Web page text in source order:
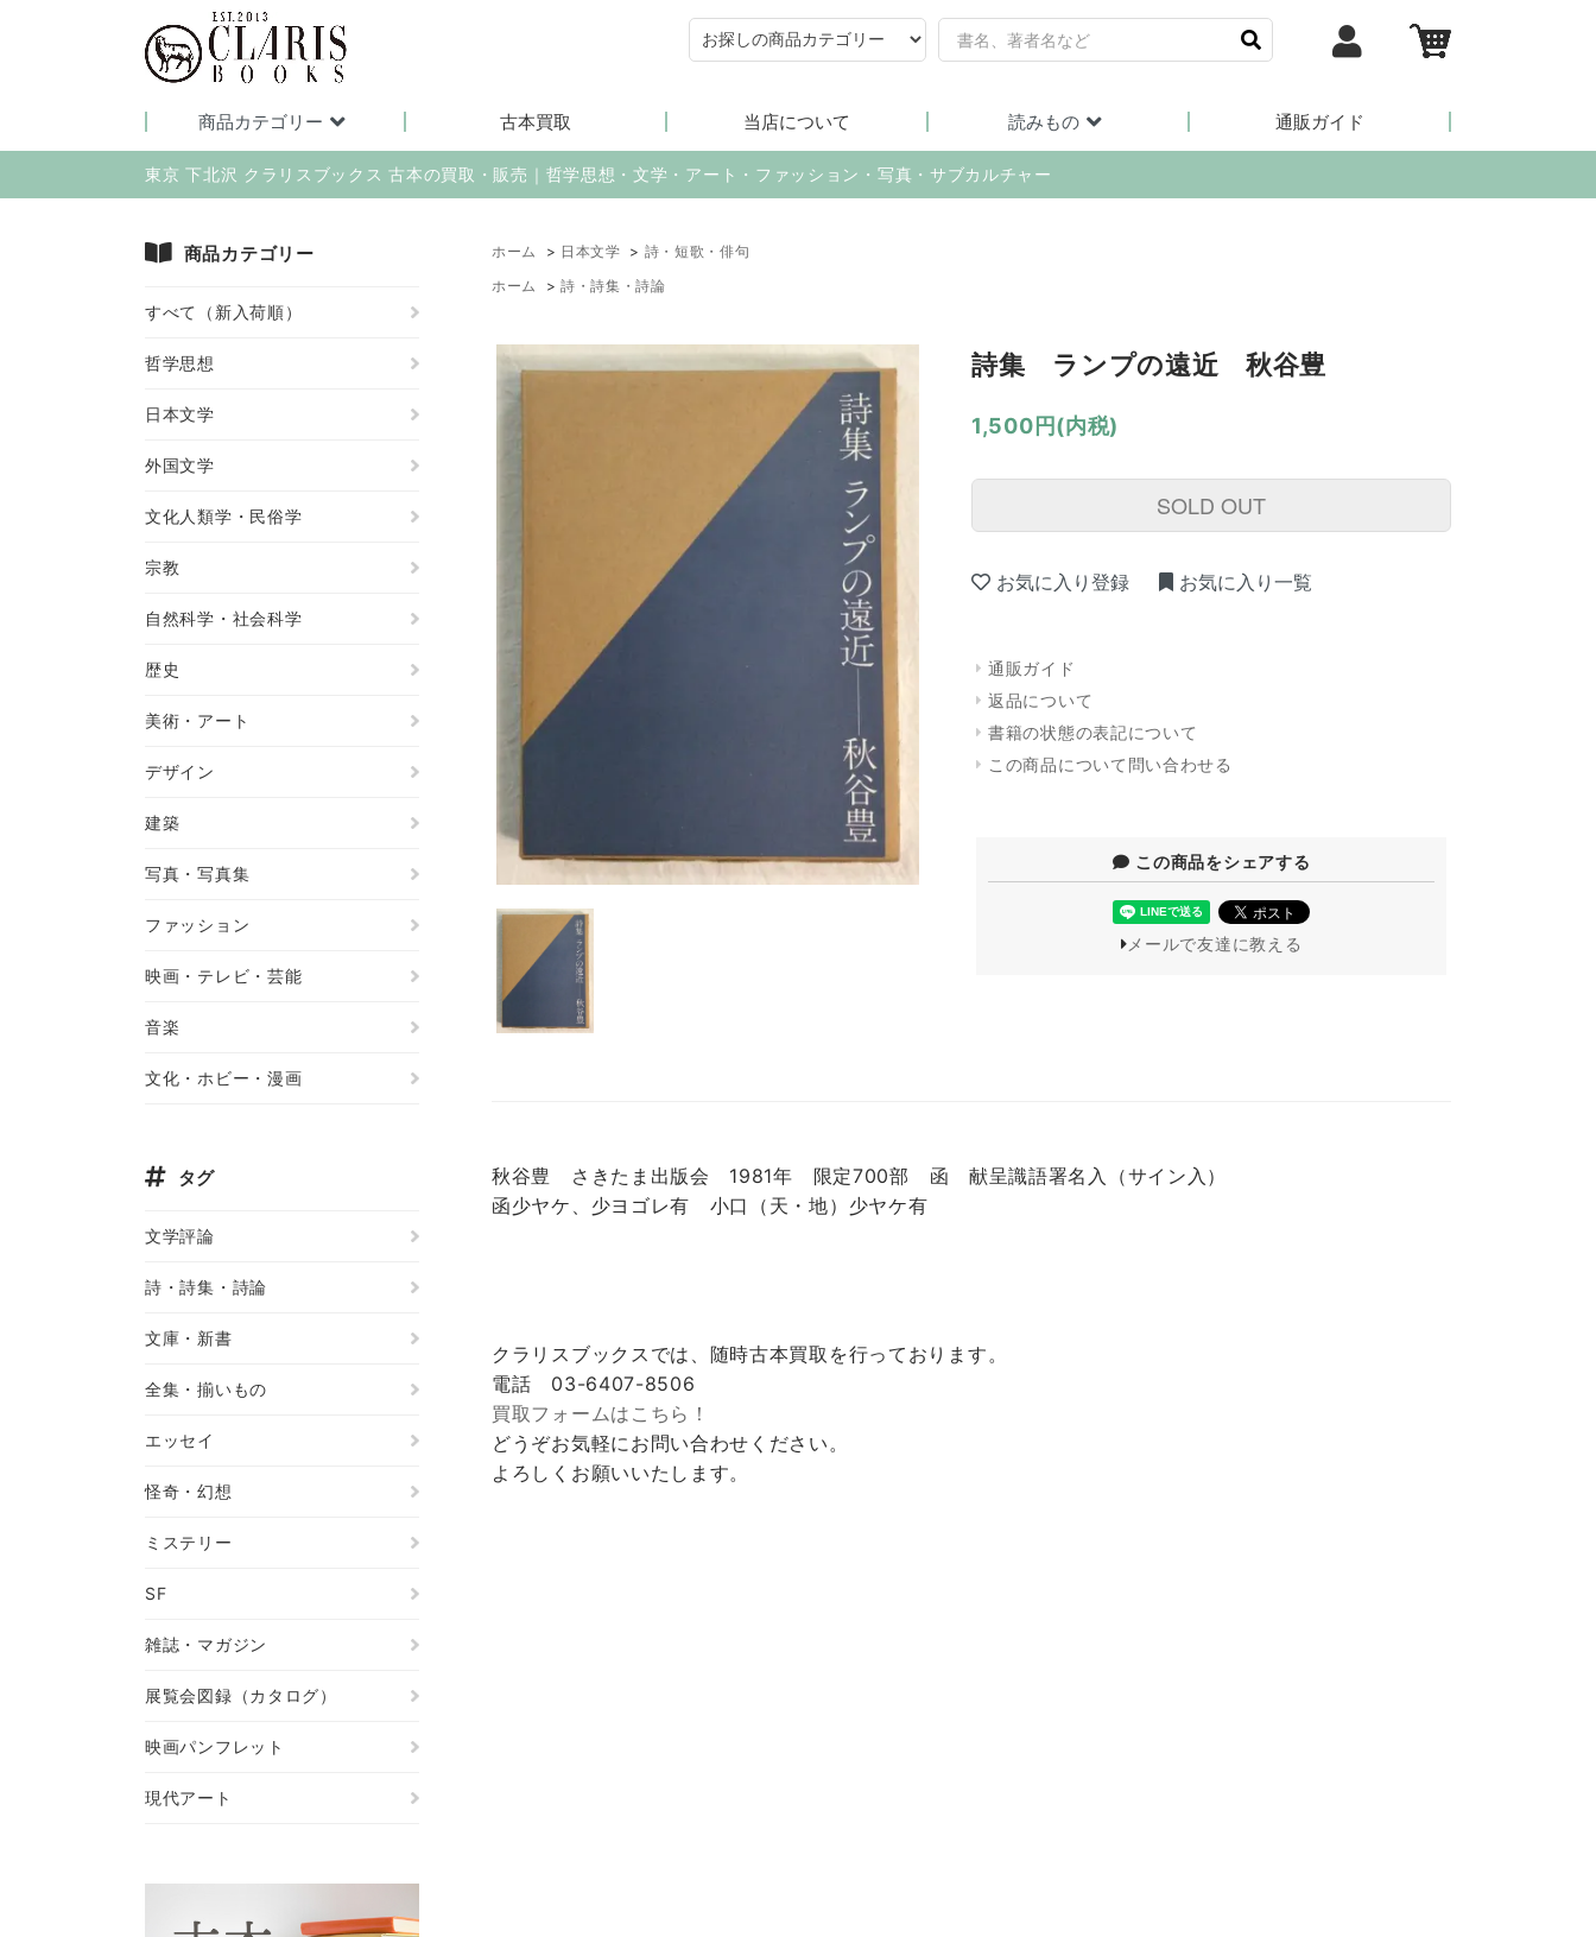
商品カテゴリー 古本買取 当店について 読みもの 通販ガイド
東京 下北沢 クラリスブックス 古本の買取・販売｜哲学思想・文学・アート・ファッション・写真・サブカルチャー
ホーム > 日本文学 > 詩・短歌・俳句
ホーム
> 詩・詩集・詩論
詩集 ランプの遠近 秋谷豊
1,500円(内税)
SOLD OUT
お気に入り登録 お気に入り一覧
通販ガイド
返品について
書籍の状態の表記について
この商品について問い合わせる
この商品をシェアする
メールで友達に教える
秋谷豊 さきたま出版会 1981年 限定700部 函 献呈識語署名入（サイン入）
函少ヤケ、少ヨゴレ有 小口（天・地）少ヤケ有
クラリスブックスでは、随時古本買取を行っております。
電話 03-6407-8506
買取フォームはこちら！
どうぞお気軽にお問い合わせください。
よろしくお願いいたします。
商品カテゴリー
すべて（新入荷順）
哲学思想
日本文学
外国文学
文化人類学・民俗学
宗教
自然科学・社会科学
歴史
美術・アート
デザイン
建築
写真・写真集
ファッション
映画・テレビ・芸能
音楽
文化・ホビー・漫画
タグ
文学評論
詩・詩集・詩論
文庫・新書
全集・揃いもの
エッセイ
怪奇・幻想
ミステリー
SF
雑誌・マガジン
展覧会図録（カタログ）
映画パンフレット
現代アート